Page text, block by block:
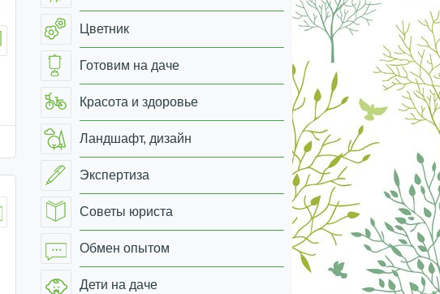
Цветник
Готовим на даче
Красота и здоровье
Ландшафт, дизайн
Экспертиза
Советы юриста
Обмен опытом
Дети на даче